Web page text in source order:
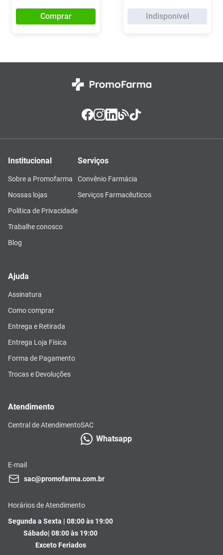
Comprar Indisponível
Institucional
Sobre a Promofarma
Nossas lojas
Política de Privacidade
Trabalhe conosco
Blog
Serviços
Convênio Farmácia
Serviços Farmacêuticos
Ajuda
Assinatura
Como comprar
Entrega e Retirada
Entrega Loja Física
Forma de Pagamento
Trocas e Devoluções
Atendimento
Central de AtendimentoSAC
Whatsapp
E-mail
sac@promofarma.com.br
Horários de Atendimento
Segunda a Sexta | 08:00 às 19:00
Sábado| 08:00 às 19:00
Exceto Feriados